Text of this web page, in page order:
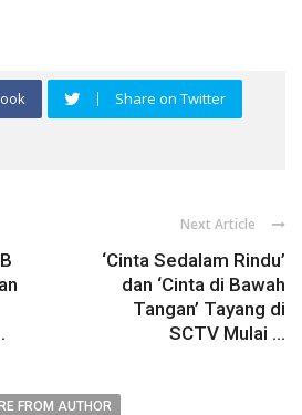
Share on Twitter
Next Article
‘Cinta Sedalam Rindu’
dan ‘Cinta di Bawah
Tangan’ Tayang di
SCTV Mulai ...
FROM AUTHOR